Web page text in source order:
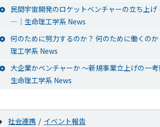
民間宇宙開発のロケットベンチャーの立ち上
―│生命理工学系 News
何のために努力するのか？ 何のために働くの
理工学系 News
大企業かベンチャーか ～新規事業立上げの一
生命理工学系 News
社会連携 イベント報告